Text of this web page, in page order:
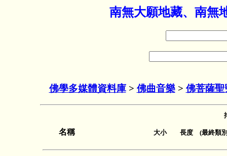
南無大願地藏、南無
佛學多媒體資料庫> 佛曲音樂> 佛菩薩聖
名稱 大小 長度 (最終類